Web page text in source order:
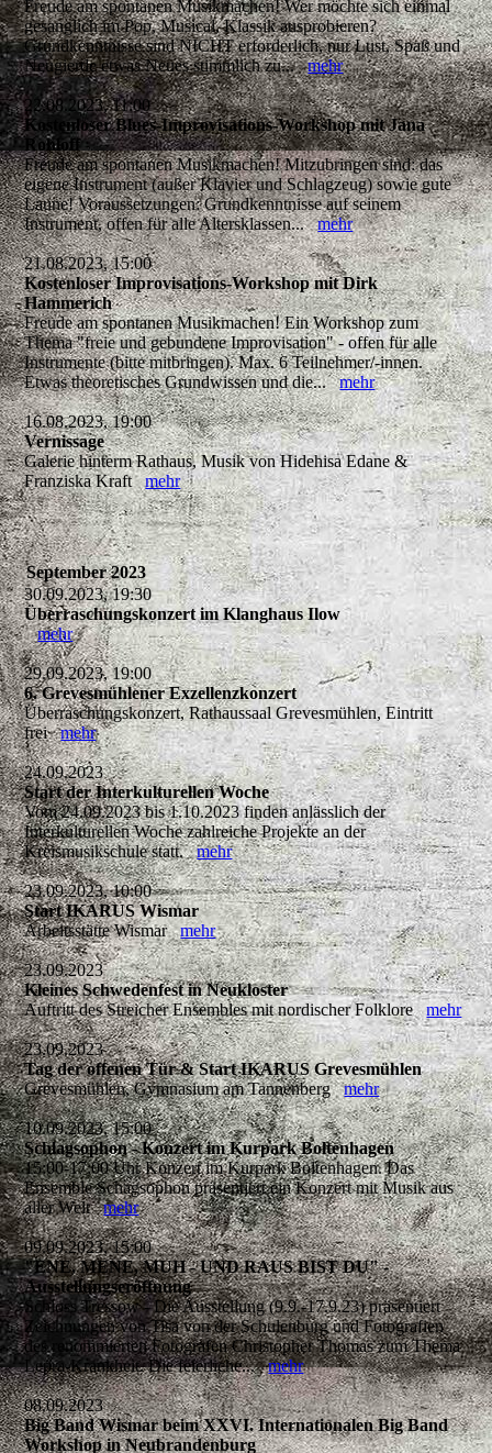
Freude am spontanen Musikmachen! Wer möchte sich einmal
gesanglich im Pop, Musical, Klassik ausprobieren?
Grundkenntnisse sind NICHT erforderlich, nur Lust, Spaß und
Neugierde etwas Neues stimmlich zu...mehr
22.08.2023, 11:00
Kostenloser Blues-Improvisations-Workshop mit Jana
Rohloff
Freude am spontanen Musikmachen! Mitzubringen sind: das
eigene Instrument (außer Klavier und Schlagzeug) sowie gute
Laune! Voraussetzungen: Grundkenntnisse auf seinem
Instrument, offen für alle Altersklassen...mehr
21.08.2023, 15:00
Kostenloser Improvisations-Workshop mit Dirk
Hammerich
Freude am spontanen Musikmachen! Ein Workshop zum
Thema "freie und gebundene Improvisation" - offen für alle
Instrumente (bitte mitbringen). Max. 6 Teilnehmer/-innen.
Etwas theoretisches Grundwissen und die...mehr
16.08.2023, 19:00
Vernissage
Galerie hinterm Rathaus, Musik von Hidehisa Edane &
Franziska Kraftmehr
September 2023
30.09.2023, 19:30
Überraschungskonzert im Klanghaus Ilow
mehr
29.09.2023, 19:00
6. Grevesmühlener Exzellenzkonzert
Überraschungskonzert, Rathaussaal Grevesmühlen, Eintritt
freimehr
24.09.2023
Start der Interkulturellen Woche
Vom 24.09.2023 bis 1.10.2023 finden anlässlich der
Interkulturellen Woche zahlreiche Projekte an der
Kreismusikschule statt.mehr
23.09.2023, 10:00
Start IKARUS Wismar
Arbeitsstätte Wismarmehr
23.09.2023
Kleines Schwedenfest in Neukloster
Auftritt des Streicher Ensembles mit nordischer Folkloremehr
23.09.2023
Tag der offenen Tür & Start IKARUS Grevesmühlen
Grevesmühlen, Gymnasium am Tannenbergmehr
10.09.2023, 15:00
Schlagsophon - Konzert im Kurpark Boltenhagen
15:00-17:00 Uhr Konzert im Kurpark Boltenhagen. Das
Ensemble Schagsophon präsentiert ein Konzert mit Musik aus
aller Weltmehr
09.09.2023, 15:00
"ENE, MENE, MUH - UND RAUS BIST DU" -
Ausstellungseröffnung
Schloss Tressow - Die Ausstellung (9.9.-17.9.23) präsentiert
Zeichnungen von Tisa von der Schulenburg und Fotografien
des renommierten Fotografen Christopher Thomas zum Thema
Lepra-Krankheit. Die feierliche...mehr
08.09.2023
Big Band Wismar beim XXVI. Internationalen Big Band
Workshop in Neubrandenburg